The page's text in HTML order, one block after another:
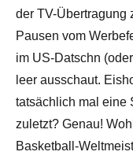
der TV-Übertragung
Pausen vom
im US-Datschn
leer ausschaut.
tatsächlich mal eine
zuletzt? Genau!
Basketball-